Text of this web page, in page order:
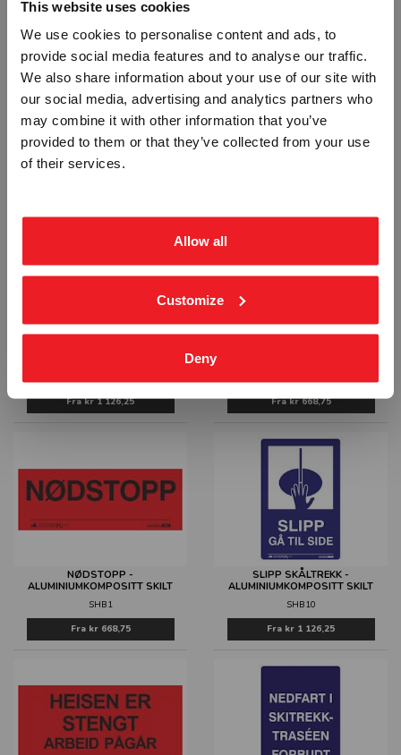
This website uses cookies
We use cookies to personalise content and ads, to
provide social media features and to analyse our traffic.
We also share information about your use of our site with
our social media, advertising and analytics partners who
may combine it with other information that you’ve
provided to them or that they’ve collected from your use
of their services.
Allow all
Customize
Deny
BRUK IKKE LANGE LØST HENGENDE
- ALUMINIUM KOMPOSITT SKILT
SHA1
AVSTIGNING MED PIL SKILT
SHA2
Frakr 1 126,25
Frakr 668,75
NØDSTOPP -
ALUMINIUMKOMPOSITT SKILT
SHB1
Fra kr 668,75
SLIPP SKÅLTREKK -
ALUMINIUMKOMPOSITT SKILT
SHB10
Fra kr 1 126,25
Vennligst velg portal
BEDRIFT PRIVAT